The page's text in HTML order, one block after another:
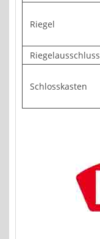
Riegel
Riegelausschluss
Schlosskasten